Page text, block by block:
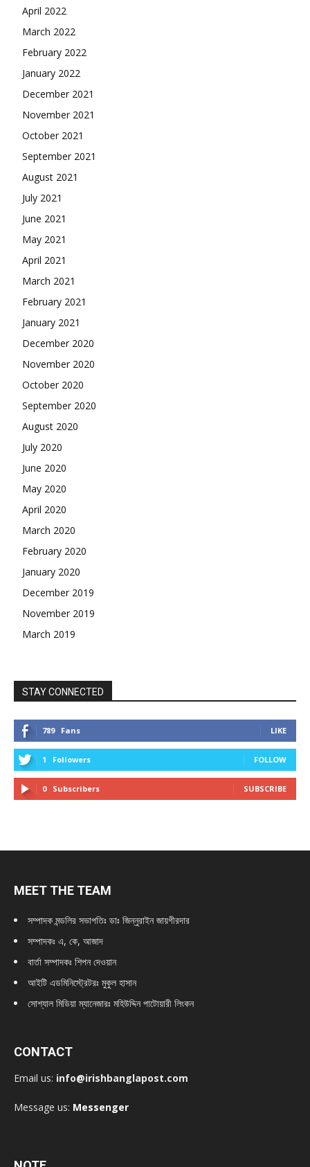
April 2022
March 2022
February 2022
January 2022
December 2021
November 2021
October 2021
September 2021
August 2021
July 2021
June 2021
May 2021
April 2021
March 2021
February 2021
January 2021
December 2020
November 2020
October 2020
September 2020
August 2020
July 2020
June 2020
May 2020
April 2020
March 2020
February 2020
January 2020
December 2019
November 2019
March 2019
STAY CONNECTED
789 Fans LIKE
1 Followers FOLLOW
0 Subscribers SUBSCRIBE
MEET THE TEAM
সম্পাদক মন্ডলির সভাপতিঃ ডাঃ জিন্নুরাইন জায়গীরদার
সম্পাদকঃ এ, কে, আজাদ
বার্তা সম্পাদকঃ শিপন দেওয়ান
আইটি এডমিনিস্ট্রেটরঃ মুকুল হাসান
সোশ্যাল মিডিয়া ম্যানেজারঃ মহিউদ্দিন পাটোয়ারী লিংকন
CONTACT
Email us: info@irishbanglapost.com
Message us: Messenger